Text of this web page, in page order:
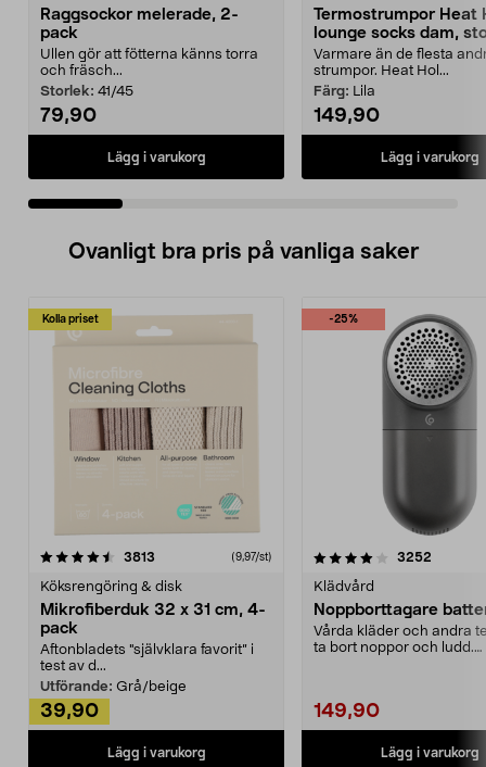
Raggsockor melerade, 2-
pack
Ullen gör att fötterna känns torra
och fräsch...
Storlek: 41/45
79,90
Lägg i varukorg
Termostrumpor Heat
lounge socks dam,
37–42
Varmare än de flesta
strumpor. Heat Hol...
Färg: Lila
149,90
Lägg i varukorg
Ovanligt bra pris på vanliga saker
Kolla priset
3813 (9,97/st)
Köksrengöring & disk
Mikrofiberduk 32 x 31 cm, 4-
pack
Aftonbladets "självklara favorit” i
test av d...
Utförande: Grå/beige
39,90
Lägg i varukorg
-25%
4.0av 5 stjärnor 3252
Klädvård
Noppborttagare
Vårda kläder och andra
ta bort noppor och ludd.
149,90
Lägg i varukorg
4.5av 5 stjärnor